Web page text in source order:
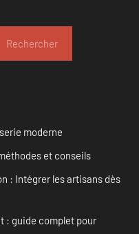
Rechercher
moderne
et conseils
: Intégrer les artisans dès
: guide complet pour